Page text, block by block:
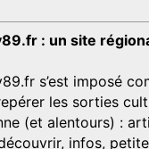
: un site
s’est imposé
les sorties
(et alentours) :
infos,